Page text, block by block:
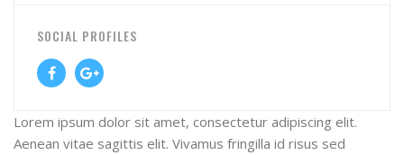
SOCIAL PROFILES
Lorem ipsum dolor sit amet, consectetur adipiscing elit.
Aenean vitae sagittis elit. Vivamus fringilla id risus sed